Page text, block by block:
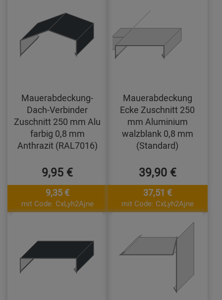
Mauerabdeckung-
Dach-Verbinder
Zuschnitt 250 mm Alu
farbig 0,8 mm
Anthrazit (RAL7016)
9,95 €
9,35 €
mit Code: CxLyh2Ajne
Mauerabdeckung
Ecke Zuschnitt 250
mm Aluminium
walzblank 0,8 mm
(Standard)
39,90 €
37,51 €
mit Code: CxLyh2Ajne